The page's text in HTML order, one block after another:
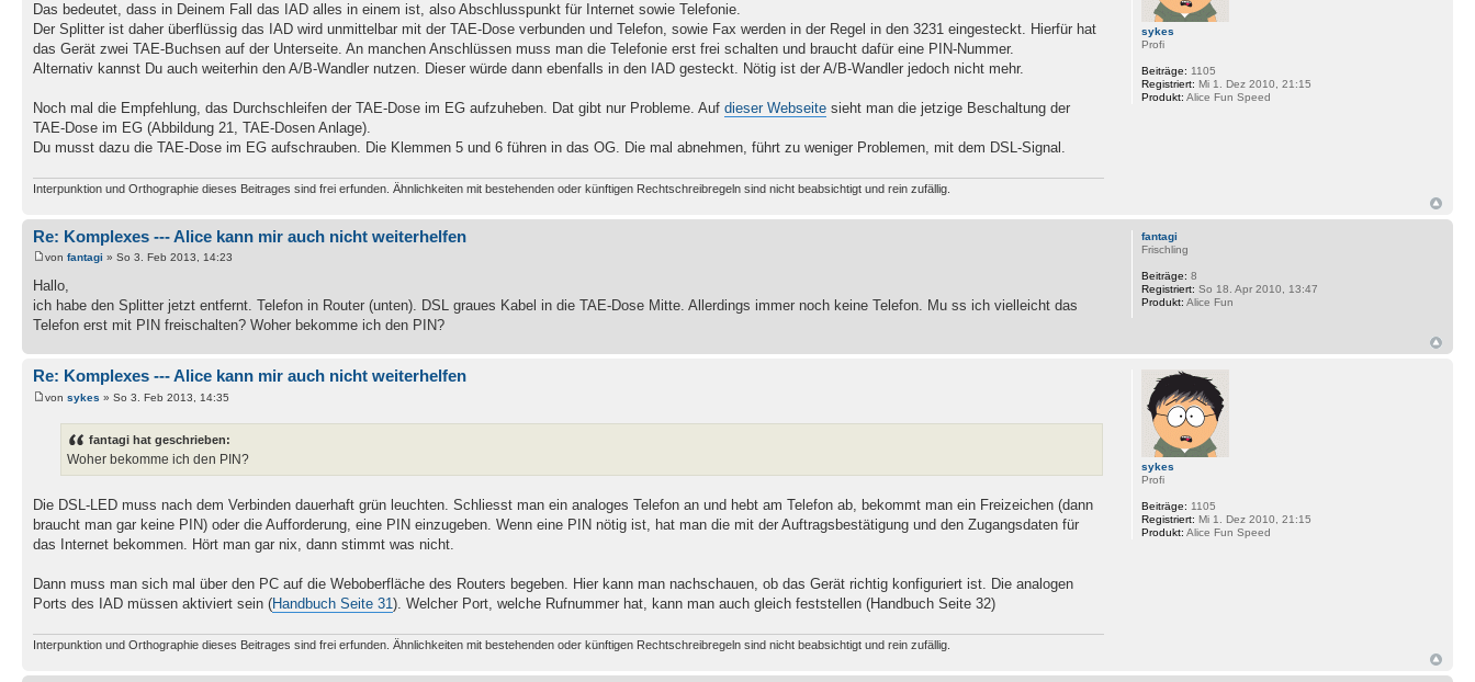
Das bedeutet, dass in Deinem Fall das IAD alles in einem ist, also Abschlusspunkt für Internet sowie Telefonie.
Der Splitter ist daher überflüssig das IAD wird unmittelbar mit der TAE-Dose verbunden und Telefon, sowie Fax werden in der Regel in den 3231 eingesteckt. Hierfür hat
das Gerät zwei TAE-Buchsen auf der Unterseite. An manchen Anschlüssen muss man die Telefonie erst frei schalten und braucht dafür eine PIN-Nummer.
Alternativ kannst Du auch weiterhin den A/B-Wandler nutzen. Dieser würde dann ebenfalls in den IAD gesteckt. Nötig ist der A/B-Wandler jedoch nicht mehr.
Noch mal die Empfehlung, das Durchschleifen der TAE-Dose im EG aufzuheben. Dat gibt nur Probleme. Auf dieser Webseite sieht man die jetzige Beschaltung der
TAE-Dose im EG (Abbildung 21, TAE-Dosen Anlage).
Du musst dazu die TAE-Dose im EG aufschrauben. Die Klemmen 5 und 6 führen in das OG. Die mal abnehmen, führt zu weniger Problemen, mit dem DSL-Signal.
Interpunktion und Orthographie dieses Beitrages sind frei erfunden. Ähnlichkeiten mit bestehenden oder künftigen Rechtschreibregeln sind nicht beabsichtigt und rein zufällig.
sykes
Profi
Beiträge: 1105
Registriert: Mi 1. Dez 2010, 21:15
Produkt: Alice Fun Speed
Re: Komplexes --- Alice kann mir auch nicht weiterhelfen
von fantagi » So 3. Feb 2013, 14:23
Hallo,
ich habe den Splitter jetzt entfernt. Telefon in Router (unten). DSL graues Kabel in die TAE-Dose Mitte. Allerdings immer noch keine Telefon. Mu ss ich vielleicht das
Telefon erst mit PIN freischalten? Woher bekomme ich den PIN?
fantagi
Frischling
Beiträge: 8
Registriert: So 18. Apr 2010, 13:47
Produkt: Alice Fun
Re: Komplexes --- Alice kann mir auch nicht weiterhelfen
von sykes » So 3. Feb 2013, 14:35
fantagi hat geschrieben:
Woher bekomme ich den PIN?
Die DSL-LED muss nach dem Verbinden dauerhaft grün leuchten. Schliesst man ein analoges Telefon an und hebt am Telefon ab, bekommt man ein Freizeichen (dann
braucht man gar keine PIN) oder die Aufforderung, eine PIN einzugeben. Wenn eine PIN nötig ist, hat man die mit der Auftragsbestätigung und den Zugangsdaten für
das Internet bekommen. Hört man gar nix, dann stimmt was nicht.
Dann muss man sich mal über den PC auf die Weboberfläche des Routers begeben. Hier kann man nachschauen, ob das Gerät richtig konfiguriert ist. Die analogen
Ports des IAD müssen aktiviert sein (Handbuch Seite 31). Welcher Port, welche Rufnummer hat, kann man auch gleich feststellen (Handbuch Seite 32)
Interpunktion und Orthographie dieses Beitrages sind frei erfunden. Ähnlichkeiten mit bestehenden oder künftigen Rechtschreibregeln sind nicht beabsichtigt und rein zufällig.
sykes
Profi
Beiträge: 1105
Registriert: Mi 1. Dez 2010, 21:15
Produkt: Alice Fun Speed